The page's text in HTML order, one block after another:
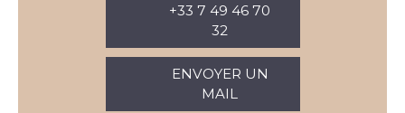
+33 7 49 46 70
32
ENVOYER UN
MAIL